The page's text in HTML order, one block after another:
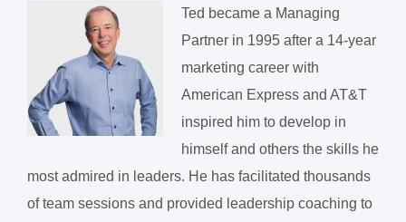
Ted became a Managing
Partner in 1995 after a 14-year
marketing career with
American Express and AT&T
inspired him to develop in
himself and others the skills he
most admired in leaders. He has facilitated thousands
of team sessions and provided leadership coaching to